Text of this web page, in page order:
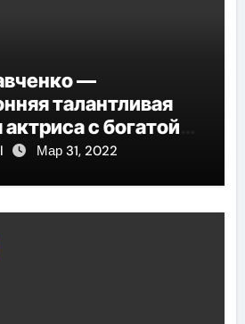
—
талантливая
с богатой
и успешной
Мар 31, 2022